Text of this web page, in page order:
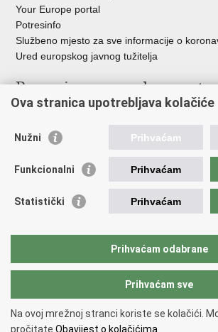
Your Europe portal
Potresinfo
Službeno mjesto za sve informacije o
Ured europskog javnog tužitelja
Poveznice pravosudnog
Državno odvjetništvo
Ured za suzbijanje korupcije i organiziranog
Državnoodvjetničko vijeće
Hrvatska odvjetnička komora
Europski pravosudni portal
Copyright © 2026 Ministarstvo pravosuđa, uprave i
transformacije Republike Hrvatske.
Ova stranica upotrebljava kolačiće
Nužni Prihvaćam
Funkcionalni Prihvaćam
Statistički Prihvaćam
Prihvaćam odabrane
Prihvaćam sve
Na ovoj mrežnoj stranci koriste se kolačići.
pročitate Obavijest o kolačićima.